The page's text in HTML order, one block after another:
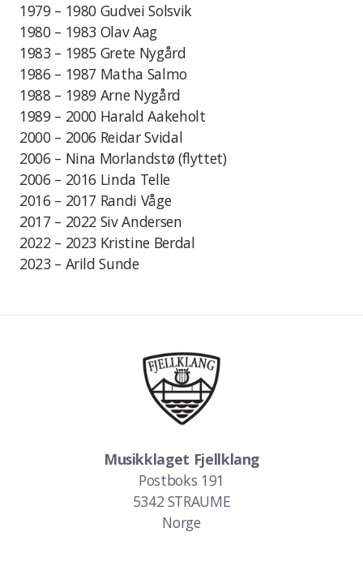
1979 – 1980 Gudvei Solsvik
1980 – 1983 Olav Aag
1983 – 1985 Grete Nygård
1986 – 1987 Matha Salmo
1988 – 1989 Arne Nygård
1989 – 2000 Harald Aakeholt
2000 – 2006 Reidar Svidal
2006 – Nina Morlandstø (flyttet)
2006 – 2016 Linda Telle
2016 – 2017 Randi Våge
2017 – 2022 Siv Andersen
2022 – 2023 Kristine Berdal
2023 – Arild Sunde
Musikklaget Fjellklang
Postboks 191
5342 STRAUME
Norge